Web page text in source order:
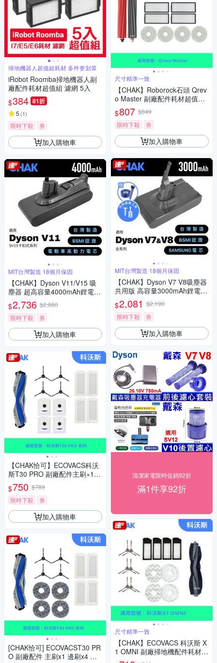
掃地機器人超值組耗材 多件更划算
iRobot Roomba掃地機器人副
廠配件耗材超值組 濾網 5入
$384 81折
5 (1)
限時下殺 券
加入購物車
MIT台灣製造 18個月保固
【CHAK】Dyson V11/V15 吸
塵器 超高容量4000mAh鋰電池
DC1140 適用卡扣式機種(Dyso
n副廠電池 戴森配件)
$2,736 $2,880
限時下殺
券
加入購物車
【CHAK恰可】ECOVACS科沃
斯T30 PRO 副廠配件主刷×1
邊刷×4 濾網×4 集塵袋x4
$750 $789
限時下殺
券
加入購物車
[CHAK恰可] ECOVACST30 PR
O 副廠配件 主刷x1 邊刷x4 濾
尺寸精準一致
【CHAK】Roborock石頭 Qrev
o Master 副廠配件耗材超值組
(主刷x1 邊刷x4 濾網x4 拖布x4)
$807 $849
限時下殺
券
加入購物車
MIT台灣製造 18個月保固
【CHAK】Dyson V7 V8吸塵器
共用版 高容量3000mAh鋰電池
DC8230 加贈濾網組(Dyson 副
廠電池 戴森配件)
$2,081 $2,190
限時下殺
券
加入購物車
清潔家電限時促銷92折
滿1件享92折
尺寸精準一致
【CHAK】ECOVACS 科沃斯 X
1 OMNI 副廠掃地機配件耗材超
值組(主刷×1 邊刷×3組 濾網×4